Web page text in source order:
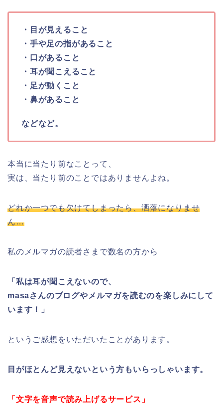
・目が見えること
・手や足の指があること
・口があること
・耳が聞こえること
・足が動くこと
・鼻があること
などなど。
本当に当たり前なことって、
実は、当たり前のことではありませんよね。
どれか一つでも欠けてしまったら、洒落になりませ
ん…
私のメルマガの読者さまで数名の方から
「私は耳が聞こえないので、
masaさんのブログやメルマガを読むのを楽しみにして
います！」
というご感想をいただいたことがあります。
目がほとんど見えないという方もいらっしゃいます。
「文字を音声で読み上げるサービス」